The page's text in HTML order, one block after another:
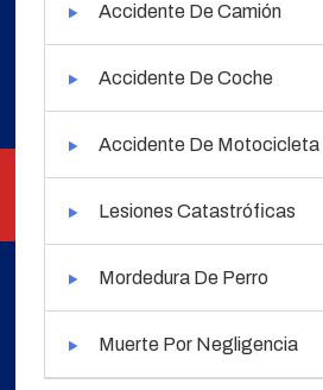
Accidente De Camión
Accidente De Coche
Accidente De Motocicleta
Lesiones Catastróficas
Mordedura De Perro
Muerte Por Negligencia